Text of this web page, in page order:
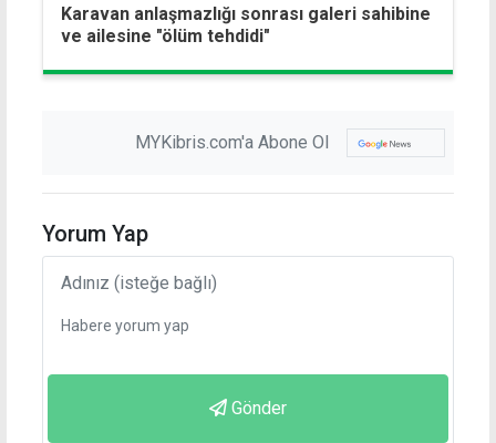
Karavan anlaşmazlığı sonrası galeri sahibine
ve ailesine "ölüm tehdidi"
MYKibris.com'a Abone Ol
Yorum Yap
Gönder